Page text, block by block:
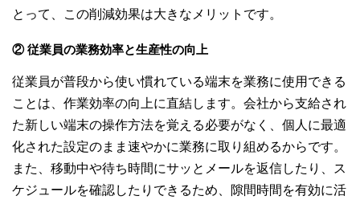
とって、この削減効果は大きなメリットです。
② 従業員の業務効率と生産性の向上
従業員が普段から使い慣れている端末を業務に使用できる
ことは、作業効率の向上に直結します。会社から支給され
た新しい端末の操作方法を覚える必要がなく、個人に最適
化された設定のまま速やかに業務に取り組めるからです。
また、移動中や待ち時間にサッとメールを返信したり、ス
ケジュールを確認したりできるため、隙間時間を有効に活